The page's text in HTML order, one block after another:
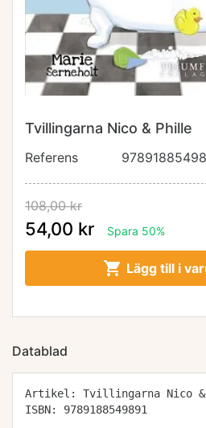
Tvillingarna Nico & Phille
Referens
108,00 kr
54,00 kr Spara 50%
 Lägg till i
Datablad
Artikel: Tvillingarna Nico
ISBN: 9789188549891